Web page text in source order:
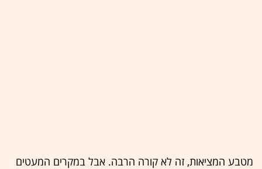
מטבע המציאות, זה לא קורה הרבה. אבל במקרים המעטים